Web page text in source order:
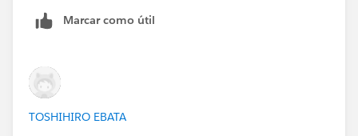
わせて調整する必要があるので、サンプルではうまくい
っても本番ではうまくいかないこともあります。元デー
よいかもしれません。
Marcar como útil
TOSHIHIRO EBATA